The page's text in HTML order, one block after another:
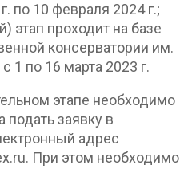
по 10 февраля 2024 г.;
этап проходит на базе
консерватории им.
1 по 16 марта 2023 г.
этапе необходимо
подать заявку в
адрес
При этом необходимо